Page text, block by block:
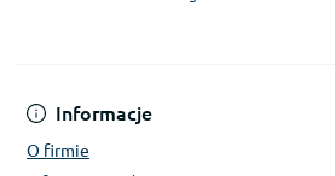
Informacje
O firmie